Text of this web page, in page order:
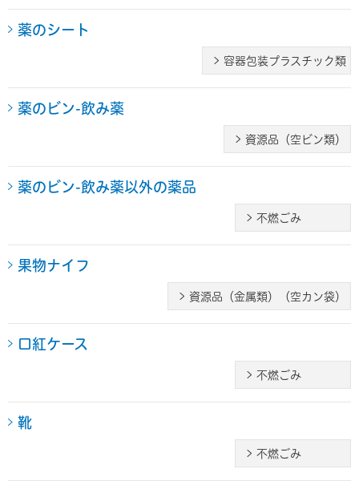
薬のシート
容器包装プラスチック類
薬のビン-飲み薬
資源品（空ビン類）
薬のビン-飲み薬以外の薬品
不燃ごみ
果物ナイフ
資源品（金属類）（空カン袋）
口紅ケース
不燃ごみ
靴
不燃ごみ